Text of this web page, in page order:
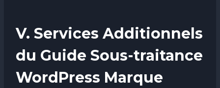
V. Services Additionnels
du Guide Sous-traitance
WordPress Marque